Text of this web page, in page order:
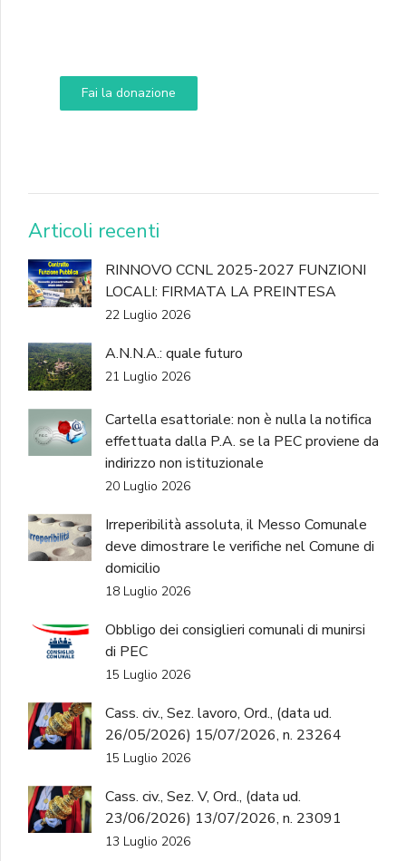
Fai la donazione
DONA
Articoli recenti
RINNOVO CCNL 2025-2027 FUNZIONI
LOCALI: FIRMATA LA PREINTESA
22 Luglio 2026
A.N.N.A.: quale futuro
21 Luglio 2026
Cartella esattoriale: non è nulla la notifica
effettuata dalla P.A. se la PEC proviene da
indirizzo non istituzionale
20 Luglio 2026
Irreperibilità assoluta, il Messo Comunale
deve dimostrare le verifiche nel Comune di
domicilio
18 Luglio 2026
Obbligo dei consiglieri comunali di munirsi
di PEC
15 Luglio 2026
Cass. civ., Sez. lavoro, Ord., (data ud.
26/05/2026) 15/07/2026, n. 23264
15 Luglio 2026
Cass. civ., Sez. V, Ord., (data ud.
23/06/2026) 13/07/2026, n. 23091
13 Luglio 2026